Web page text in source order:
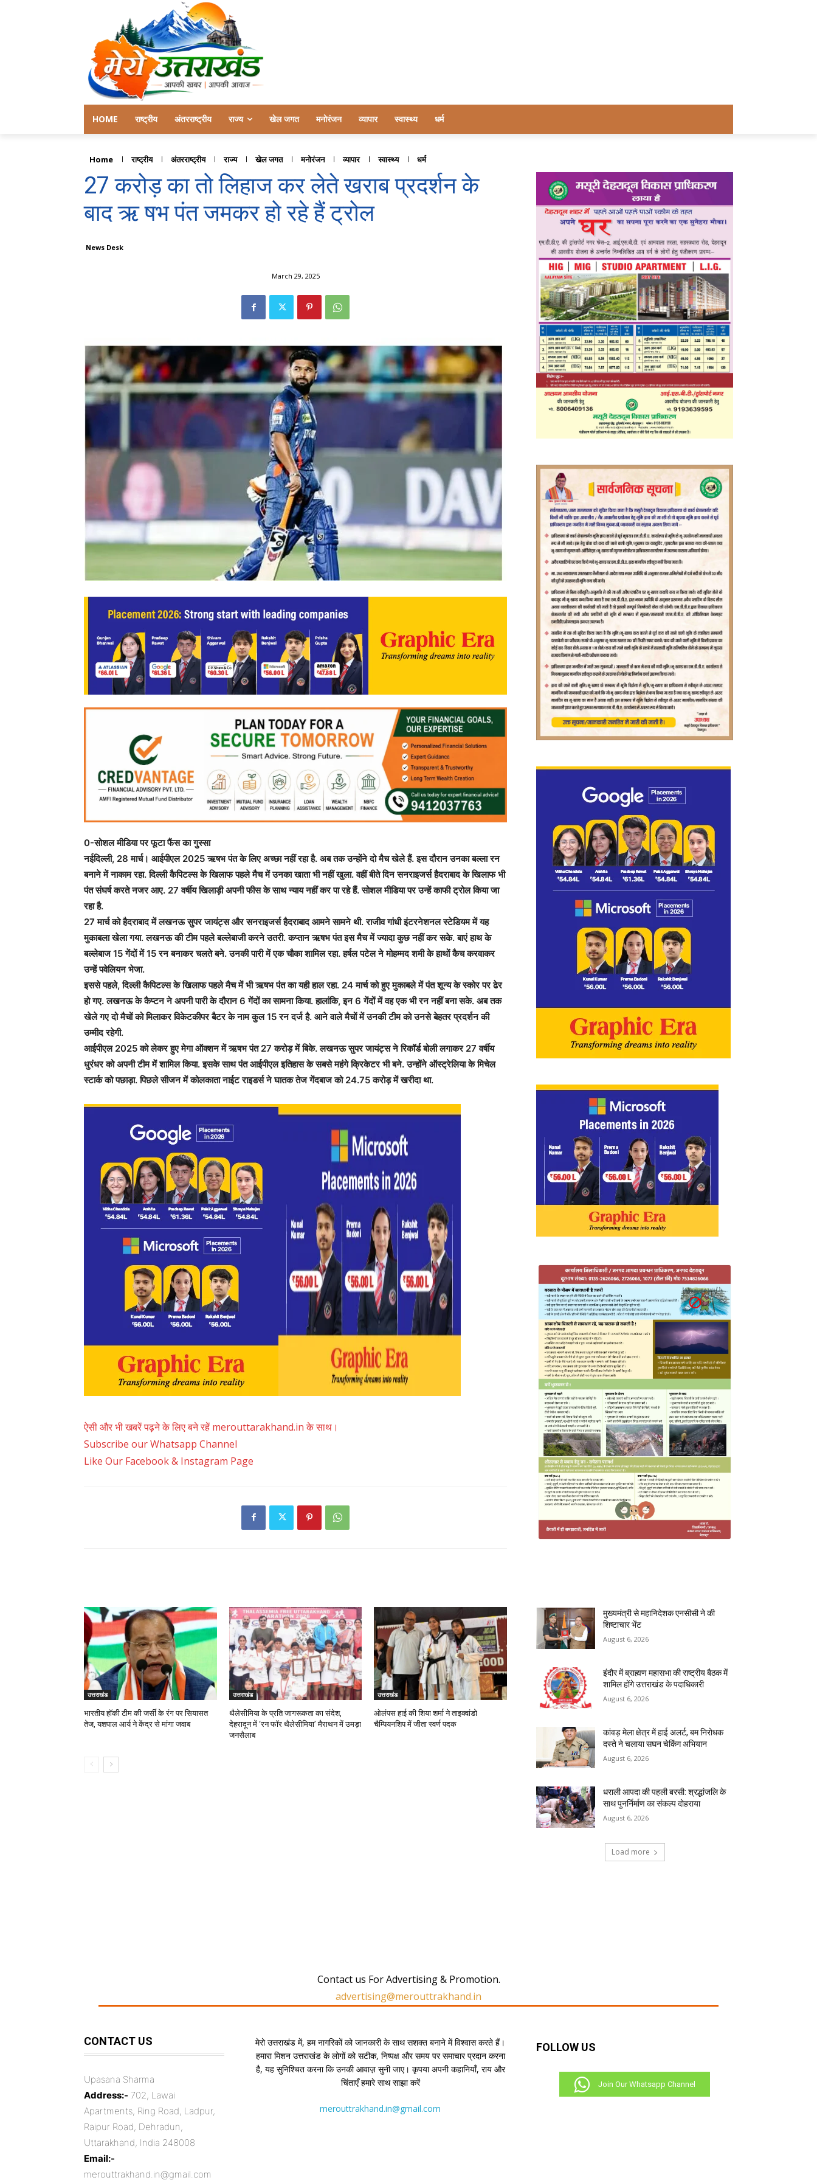
HOME राष्ट्रीय अंतरराष्ट्रीय राज्य खेल जगत मनोरंजन व्यापार स्वास्थ्य धर्म
Home राष्ट्रीय अंतरराष्ट्रीय राज्य खेल जगत मनोरंजन व्यापार स्वास्थ्य धर्म
27 करोड़ का तो लिहाज कर लेते खराब प्रदर्शन के
बाद ऋ षभ पंत जमकर हो रहे हैं ट्रोल
News Desk
March 29, 2025
0-सोशल मीडिया पर फूटा फैंस का गुस्सा
नईदिल्ली, 28 मार्च। आईपीएल 2025 ऋषभ पंत के लिए अच्छा नहीं रहा है. अब तक उन्होंने दो मैच खेले हैं. इस दौरान उनका बल्ला रन
बनाने में नाकाम रहा. दिल्ली कैपिटल्स के खिलाफ पहले मैच में उनका खाता भी नहीं खुला. वहीं बीते दिन सनराइजर्स हैदराबाद के खिलाफ भी
पंत संघर्ष करते नजर आए. 27 वर्षीय खिलाड़ी अपनी फीस के साथ न्याय नहीं कर पा रहे हैं. सोशल मीडिया पर उन्हें काफी ट्रोल किया जा
रहा है.
27 मार्च को हैदराबाद में लखनऊ सुपर जायंट्स और सनराइजर्स हैदराबाद आमने सामने थी. राजीव गांधी इंटरनेशनल स्टेडियम में यह
मुकाबला खेला गया. लखनऊ की टीम पहले बल्लेबाजी करने उतरी. कप्तान ऋषभ पंत इस मैच में ज्यादा कुछ नहीं कर सके. बाएं हाथ के
बल्लेबाज 15 गेंदों में 15 रन बनाकर चलते बने. उनकी पारी में एक चौका शामिल रहा. हर्षल पटेल ने मोहम्मद शमी के हाथों कैच करवाकर
उन्हें पवेलियन भेजा.
इससे पहले, दिल्ली कैपिटल्स के खिलाफ पहले मैच में भी ऋषभ पंत का यही हाल रहा. 24 मार्च को हुए मुकाबले में पंत शून्य के स्कोर पर ढेर
हो गए. लखनऊ के कैप्टन ने अपनी पारी के दौरान 6 गेंदों का सामना किया. हालांकि, इन 6 गेंदों में वह एक भी रन नहीं बना सके. अब तक
खेले गए दो मैचों को मिलाकर विकेटकीपर बैटर के नाम कुल 15 रन दर्ज है. आने वाले मैचों में उनकी टीम को उनसे बेहतर प्रदर्शन की
उम्मीद रहेगी.
आईपीएल 2025 को लेकर हुए मेगा ऑक्शन में ऋषभ पंत 27 करोड़ में बिके. लखनऊ सुपर जायंट्स ने रिकॉर्ड बोली लगाकर 27 वर्षीय
धुरंधर को अपनी टीम में शामिल किया. इसके साथ पंत आईपीएल इतिहास के सबसे महंगे क्रिकेटर भी बने. उन्होंने ऑस्ट्रेलिया के मिचेल
स्टार्क को पछाड़ा. पिछले सीजन में कोलकाता नाईट राइडर्स ने घातक तेज गेंदबाज को 24.75 करोड़ में खरीदा था.
ऐसी और भी खबरें पढ़ने के लिए बने रहें merouttarakhand.in के साथ।
Subscribe our Whatsapp Channel
Like Our Facebook & Instagram Page
उत्तराखंड
भारतीय हॉकी टीम की जर्सी के रंग पर सियासत
तेज, यशपाल आर्य ने केंद्र से मांगा जवाब
उत्तराखंड
थैलेसीमिया के प्रति जागरूकता का संदेश,
देहरादून में ‘रन फॉर थैलेसीमिया’ मैराथन में उमड़ा
जनसैलाब
उत्तराखंड
ओलंपस हाई की शिया शर्मा ने ताइक्वांडो
चैम्पियनशिप में जीता स्वर्ण पदक
मुख्यमंत्री से महानिदेशक एनसीसी ने की
शिष्टाचार भेंट
August 6, 2026
इंदौर में ब्राह्मण महासभा की राष्ट्रीय बैठक में
शामिल होंगे उत्तराखंड के पदाधिकारी
August 6, 2026
कांवड़ मेला क्षेत्र में हाई अलर्ट, बम निरोधक
दस्ते ने चलाया सघन चेकिंग अभियान
August 6, 2026
धराली आपदा की पहली बरसी: श्रद्धांजलि के
साथ पुनर्निर्माण का संकल्प दोहराया
August 6, 2026
Load more
Contact us For Advertising & Promotion.
advertising@merouttrakhand.in
CONTACT US
Upasana Sharma
Address:- 702, Lawai
Apartments, Ring Road, Ladpur,
Raipur Road, Dehradun,
Uttarakhand, India 248008
Email:-
merouttrakhand.in@gmail.com
मेरो उत्तराखंड में, हम नागरिकों को जानकारी के साथ सशक्त बनाने में विश्वास करते हैं।
हमारा मिशन उत्तराखंड के लोगों को सटीक, निष्पक्ष और समय पर समाचार प्रदान करना
है, यह सुनिश्चित करना कि उनकी आवाज़ सुनी जाए। कृपया अपनी कहानियाँ, राय और
चिंताएँ हमारे साथ साझा करें
merouttrakhand.in@gmail.com
FOLLOW US
Join Our Whatsapp Channel